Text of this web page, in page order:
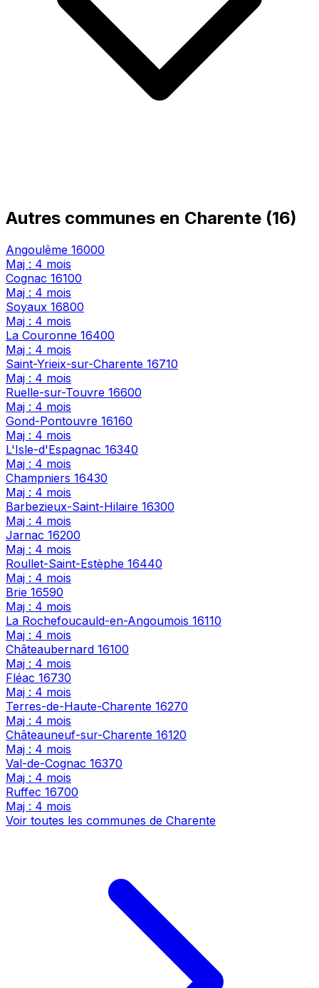
Autres communes en Charente (16)
Angoulême 16000
Maj : 4 mois
Cognac 16100
Maj : 4 mois
Soyaux 16800
Maj : 4 mois
La Couronne 16400
Maj : 4 mois
Saint-Yrieix-sur-Charente 16710
Maj : 4 mois
Ruelle-sur-Touvre 16600
Maj : 4 mois
Gond-Pontouvre 16160
Maj : 4 mois
L'Isle-d'Espagnac 16340
Maj : 4 mois
Champniers 16430
Maj : 4 mois
Barbezieux-Saint-Hilaire 16300
Maj : 4 mois
Jarnac 16200
Maj : 4 mois
Roullet-Saint-Estèphe 16440
Maj : 4 mois
Brie 16590
Maj : 4 mois
La Rochefoucauld-en-Angoumois 16110
Maj : 4 mois
Châteaubernard 16100
Maj : 4 mois
Fléac 16730
Maj : 4 mois
Terres-de-Haute-Charente 16270
Maj : 4 mois
Châteauneuf-sur-Charente 16120
Maj : 4 mois
Val-de-Cognac 16370
Maj : 4 mois
Ruffec 16700
Maj : 4 mois
Voir toutes les communes de Charente